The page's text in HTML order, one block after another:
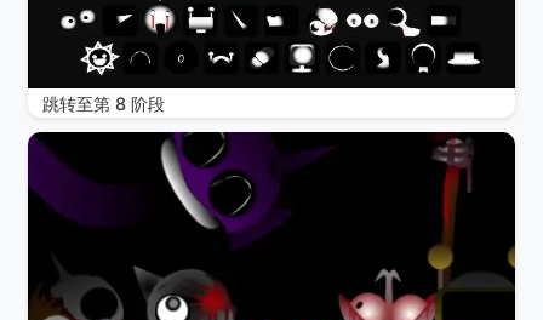
跳转至第 8 阶段